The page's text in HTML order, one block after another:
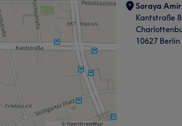
Soraya
Kantstraße
10627 Berlin